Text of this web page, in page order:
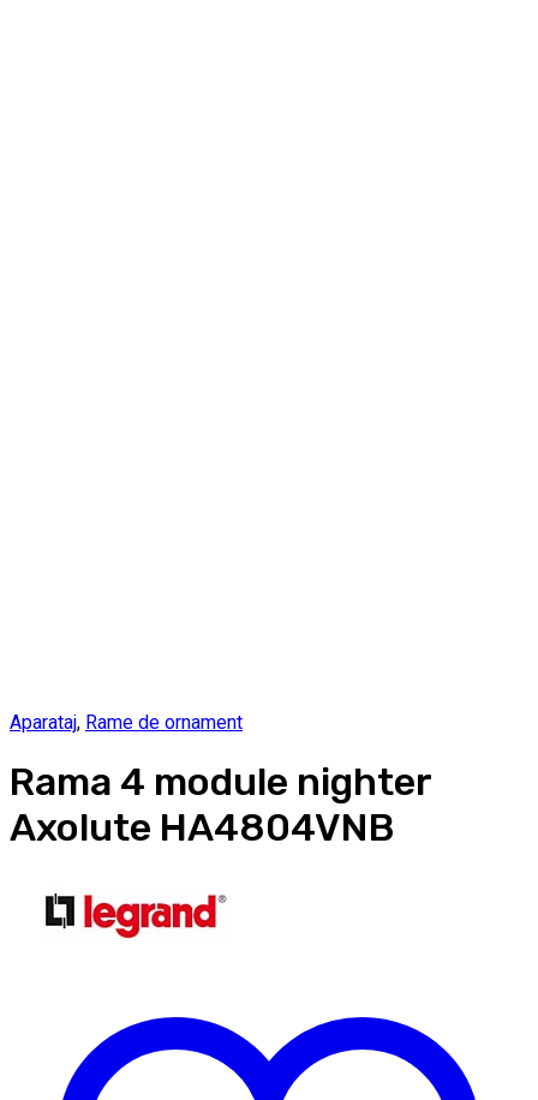
Aparataj, Rame de ornament
Rama 4 module nighter
Axolute HA4804VNB